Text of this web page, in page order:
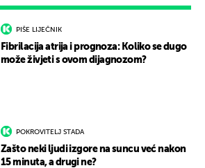
PIŠE LIJEČNIK
Fibrilacija atrija i prognoza: Koliko se dugo
može živjeti s ovom dijagnozom?
POKROVITELJ STADA
Zašto neki ljudi izgore na suncu već nakon
15 minuta, a drugi ne?